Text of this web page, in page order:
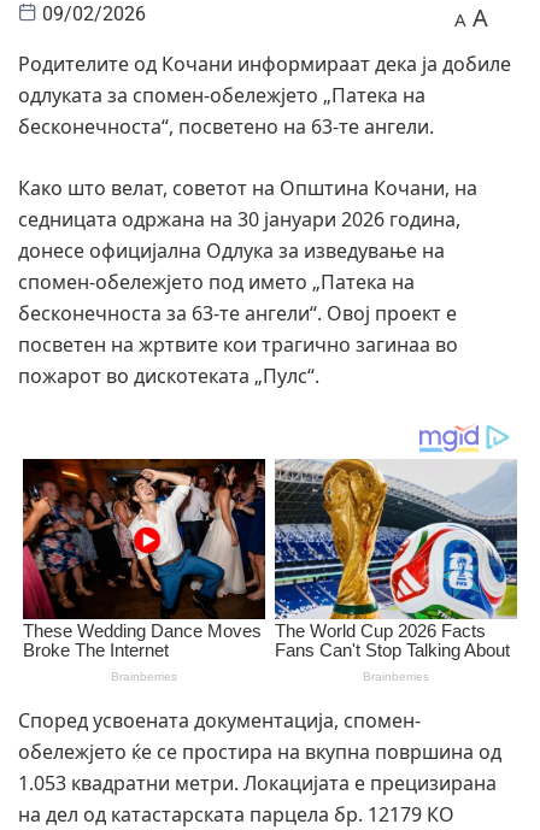
09/02/2026 A A
Родителите од Кочани информираат дека ја добиле
одлуката за спомен-обележјето „Патека на
бесконечноста“, посветено на 63-те ангели.
Како што велат, советот на Општина Кочани, на
седницата одржана на 30 јануари 2026 година,
донесе официјална Одлука за изведување на
спомен-обележјето под името „Патека на
бесконечноста за 63-те ангели“. Овој проект е
посветен на жртвите кои трагично загинаа во
пожарот во дискотеката „Пулс“.
Според усвоената документација, спомен-
обележјето ќе се простира на вкупна површина од
1.053 квадратни метри. Локацијата е прецизирана
на дел од катастарската парцела бр. 12179 КО